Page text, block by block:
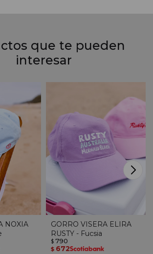
que te pueden
interesar
NOXIA
GORRO VISERA ELIRA
RUSTY - Fucsia
$ 790
$ 672